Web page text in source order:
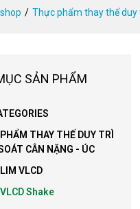
shop / Thực phẩm thay thế duy
SẢN PHẨM
THAY THẾ DUY TRÌ
CÂN NẶNG - ÚC
VLCD
Shake